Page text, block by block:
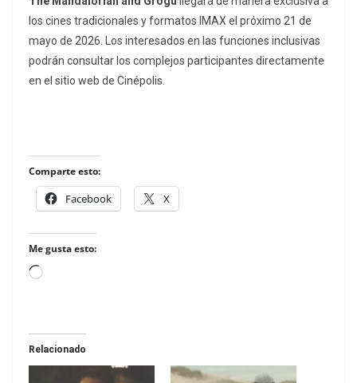
los cines tradicionales y formatos IMAX el próximo 21 de
mayo de 2026. Los interesados en las funciones inclusivas
podrán consultar los complejos participantes directamente
en el sitio web de Cinépolis.
Comparte esto:
Facebook X
Me gusta esto:
Loading…
Relacionado